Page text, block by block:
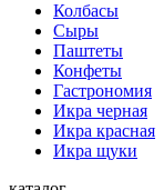
Колбасы
Сыры
Паштеты
Конфеты
Гастрономия
Икра черная
Икра красная
Икра щуки